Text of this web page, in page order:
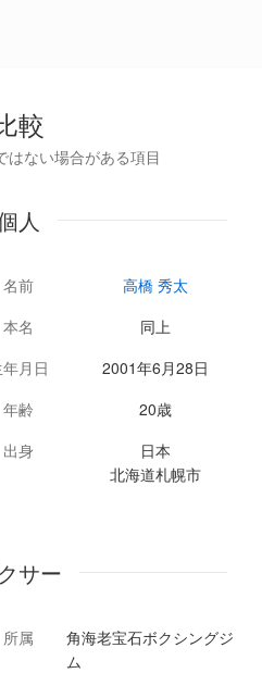
較
はない場合がある項目
人
名前
高橋 秀太
本名
同上
月日
2001年6月28日
年齢
20歳
出身
日本
北海道札幌市
サー
所属
角海老宝石ボクシングジ
ム